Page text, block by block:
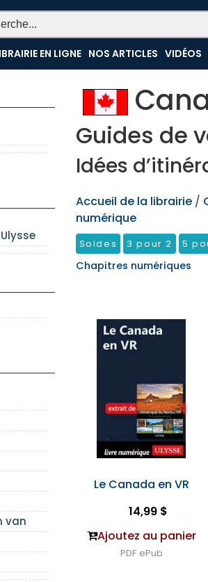
EN LIGNE NOS ARTICLES VIDÉOS
van
Guides de
Idées
Accueil de la librairie /
numérique
Soldes 3 pour 2 5
Chapitres numériques
Le Canada en VR
14,99 $
Ajoutez au panier
PDF ePub